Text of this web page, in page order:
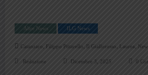
Altre News ILG News
Catanzaro Filippo Pittarello Il Giallorosso Laurea
Redazione Dicembre 3, 2025 0